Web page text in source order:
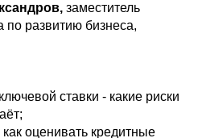
заместитель
по развитию бизнеса,
ставки - какие риски
оценивать кредитные